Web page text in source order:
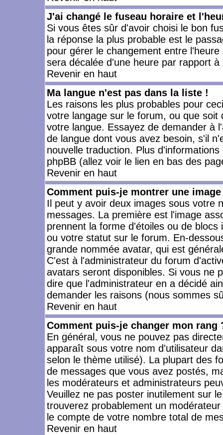
J'ai changé le fuseau horaire et
Si vous êtes sûr d'avoir choisi le bon
la réponse la plus probable est le
pour gérer le changement entre
sera décalée d'une heure par rapport à
Revenir en haut
Ma langue n'est pas dans la liste !
Les raisons les plus probables pour
votre langage sur le forum, ou que
votre langue. Essayez de demander à
de langue dont vous avez besoin, s'il
nouvelle traduction. Plus
phpBB (allez voir le lien en bas des
Revenir en haut
Comment puis-je montrer une
Il peut y avoir deux images sous votre
messages. La première est l'image
prennent la forme d'étoiles ou de
ou votre statut sur le forum. En-
grande nommée avatar, qui est
C'est à l'administrateur du forum
avatars seront disponibles. Si vous ne
dire que l'administrateur en a décidé
demander les raisons (nous sommes
Revenir en haut
Comment puis-je changer mon rang
En général, vous ne pouvez pas
apparaît sous votre nom d'utilisateur
selon le thème utilisé). La plupart des
de messages que vous avez postés,
les modérateurs et administrateurs
Veuillez ne pas poster inutilement sur
trouverez probablement un
le compte de votre nombre total de
Revenir en haut